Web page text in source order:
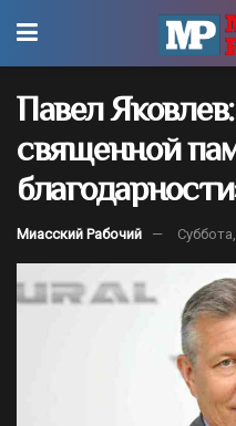
Павел
священной
Миасский Рабочий